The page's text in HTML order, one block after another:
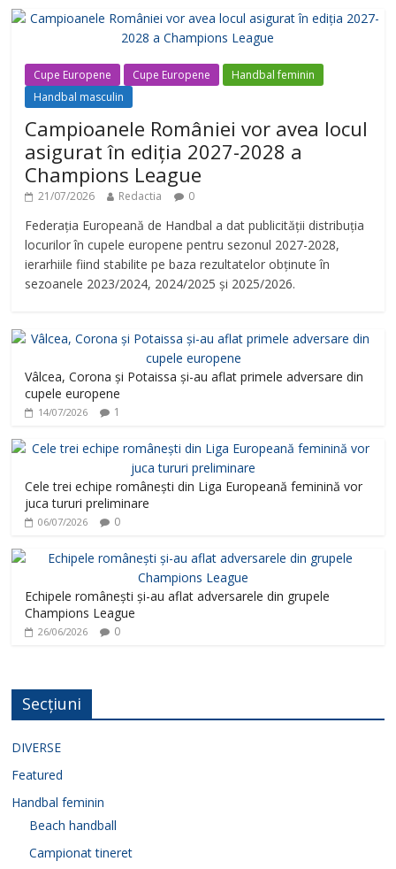
Cupe Europene Cupe Europene
Handbal feminin
Handbal masculin
Campioanele României vor avea locul
asigurat în ediția 2027-2028 a
Champions League
21/07/2026 Redactia 0
Federația Europeană de Handbal a dat publicității distribuția
locurilor în cupele europene pentru sezonul 2027-2028,
ierarhiile fiind stabilite pe baza rezultatelor obținute în
sezoanele 2023/2024, 2024/2025 și 2025/2026.
Vâlcea, Corona și Potaissa și-au aflat primele adversare din
cupele europene
14/07/2026 1
Cele trei echipe românești din Liga Europeană feminină vor
juca tururi preliminare
06/07/2026 0
Echipele românești și-au aflat adversarele din grupele
Champions League
26/06/2026 0
Secțiuni
DIVERSE
Featured
Handbal feminin
Beach handball
Campionat tineret